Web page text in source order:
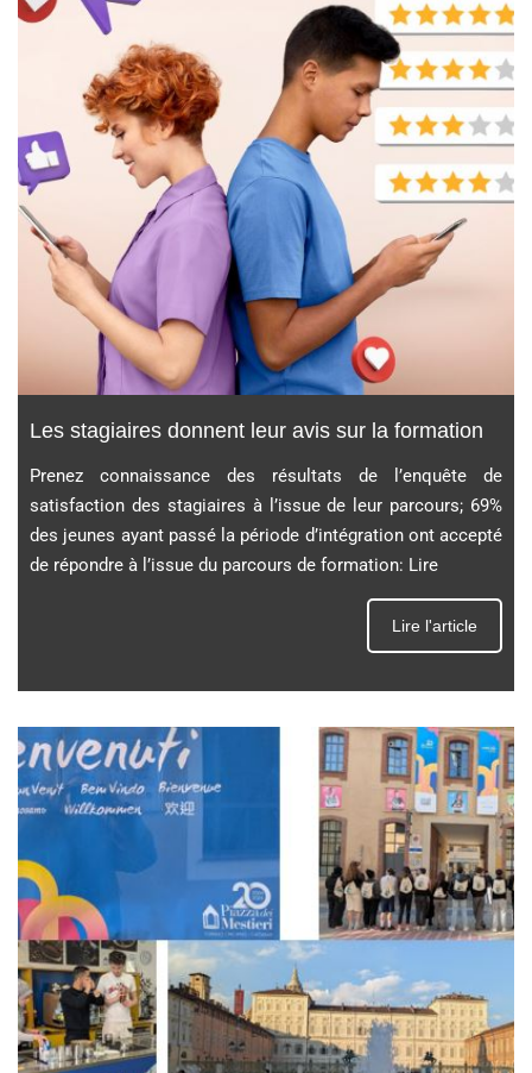
Les stagiaires donnent leur avis sur la formation
Prenez connaissance des résultats de l’enquête de
satisfaction des stagiaires à l’issue de leur parcours; 69%
des jeunes ayant passé la période d’intégration ont accepté
de répondre à l’issue du parcours de formation: Lire
Lire l'article